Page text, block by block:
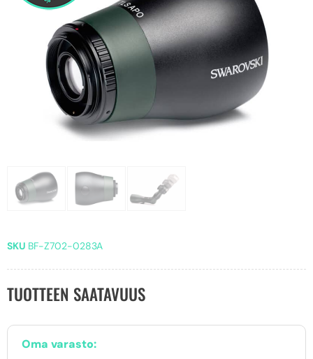
SKU BF-Z702-0283A
TUOTTEEN SAATAVUUS
Oma varasto: